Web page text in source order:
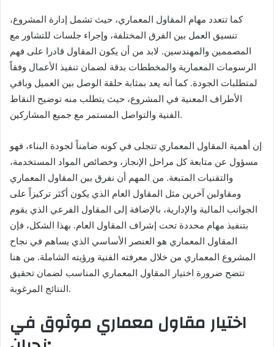
كما تتعدد مهام المقاول المعماري، حيث تشمل إدارة المشروع،
تنسيق العمل بين الفرق المختلفة، وإجراء جلسات للتشاور مع
المصممين والمهندسين. لابد من أن يكون المقاول قادرا على فهم
الرسومات المعمارية والمخططات بدقة لضمان تنفيذ الأعمال وفقاً
لمتطلبات الجودة. كما أنه يعد بمثابة حلقة الوصل بين العميل وباقي
الأطراف المعنية في المشروع، حيث يتطلب منه توضيح النقاط
الفنية والتواصل المستمر مع جميع المشاركين.
إن أهمية المقاول المعماري تتجلى في كونه ضامناً لجودة البناء، فهو
مسؤول عن متابعة كل مراحل الإنجاز، وخصائص المواد المستخدمة،
والتقنيات المتبعة. من المهم أن نفرق بين المقاول المعماري
ومقاولين آخرين مثل المقاول العام الذي يكون أكثر تركيزاً على
الجوانب المالية والإدارية، بالإضافة إلى المقاول الفرعي الذي يقوم
بتنفيذ مهام محددة تحت إشراف المقاول العام. بهذا الشكل، فإن
المقاول المعماري هو العنصر الأساسي الذي يساهم في نجاح
المشروع المعماري من خلال معرفته الفنية ورؤيته الشاملة. من هنا
تتضح ضرورة اختيار المقاول المعماري المناسب لضمان تحقيق
النتائج المرغوبة.
اختيار مقاول معماري موثوق في